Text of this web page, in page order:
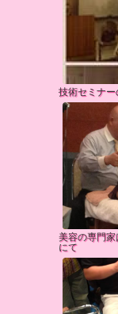
技術セミナー
美容の専門
にて